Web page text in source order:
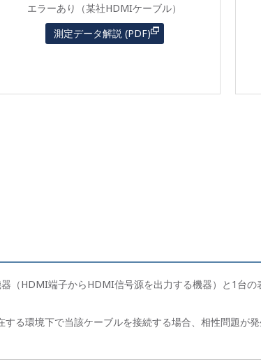
エラーあり（某社HDMIケーブル）
測定データ解説 (PDF)
（HDMI端子からHDMI信号源を出力する機器）と1台
る環境下で当該ケーブルを接続する場合、相性問題が